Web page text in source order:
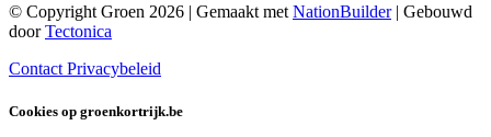
© Copyright Groen 2026 | Gemaakt met NationBuilder| Gebouwd
doorTectonica
Contact Privacybeleid
Cookies op groenkortrijk.be